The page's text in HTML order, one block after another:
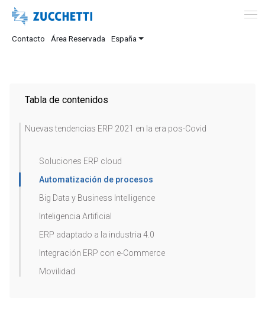
Contacto Área Reservada España
Tabla de contenidos
Nuevas tendencias ERP 2021 en la era pos-Covid
Soluciones ERP cloud
Automatización de procesos
Big Data y Business Intelligence
Inteligencia Artificial
ERP adaptado a la industria 4.0
Integración ERP con e-Commerce
Movilidad